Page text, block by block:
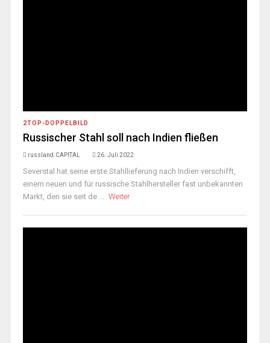
2TOP-DOPPELBILD
Russischer Stahl soll nach Indien fließen
russland.CAPITAL 26. Juli 2022
Severstal hat seine erste Stahllieferung nach Indien verschifft,
einem neuen und für russische Stahlhersteller fast unbekannten
Markt, den sie seit de ... Weiter